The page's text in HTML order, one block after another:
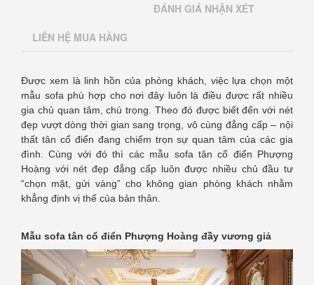
ĐÁNH GIÁ NHẬN XÉT
LIÊN HỆ MUA HÀNG
Được xem là linh hồn của phòng khách, việc lựa chọn một
mẫu sofa phù hợp cho nơi đây luôn là điều được rất nhiều
gia chủ quan tâm, chú trọng. Theo đó được biết đến với nét
đẹp vượt dòng thời gian sang trọng, vô cùng đẳng cấp – nội
thất tân cổ điển đang chiếm trọn sự quan tâm của các gia
đình. Cùng với đó thì các mẫu sofa tân cổ điển Phượng
Hoàng với nét đẹp đẳng cấp luôn được nhiều chủ đầu tư
“chọn mặt, gửi vàng” cho không gian phòng khách nhằm
khẳng định vị thế của bản thân.
Mẫu sofa tân cổ điển Phượng Hoàng đầy vương giả